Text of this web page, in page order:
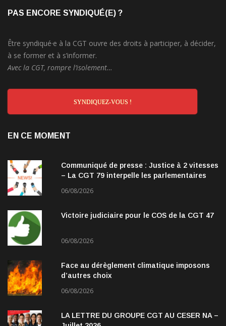
PAS ENCORE SYNDIQUÉ(E) ?
Être syndiqué·e à la CGT ouvre des droits à participer, à décider,
à se former et à s’informer.
Avec la CGT, rompre l’isolement…
SYNDIQUEZ-VOUS !
EN CE MOMENT
Communiqué de presse : Justice à 2 vitesses
– La CGT 79 interpelle les parlementaires
06/08/2026
Victoire judiciaire pour le COS de la CGT 47
06/08/2026
Face au dérèglement climatique imposons
d’autres choix
06/08/2026
LA LETTRE DU GROUPE CGT AU CESER NA –